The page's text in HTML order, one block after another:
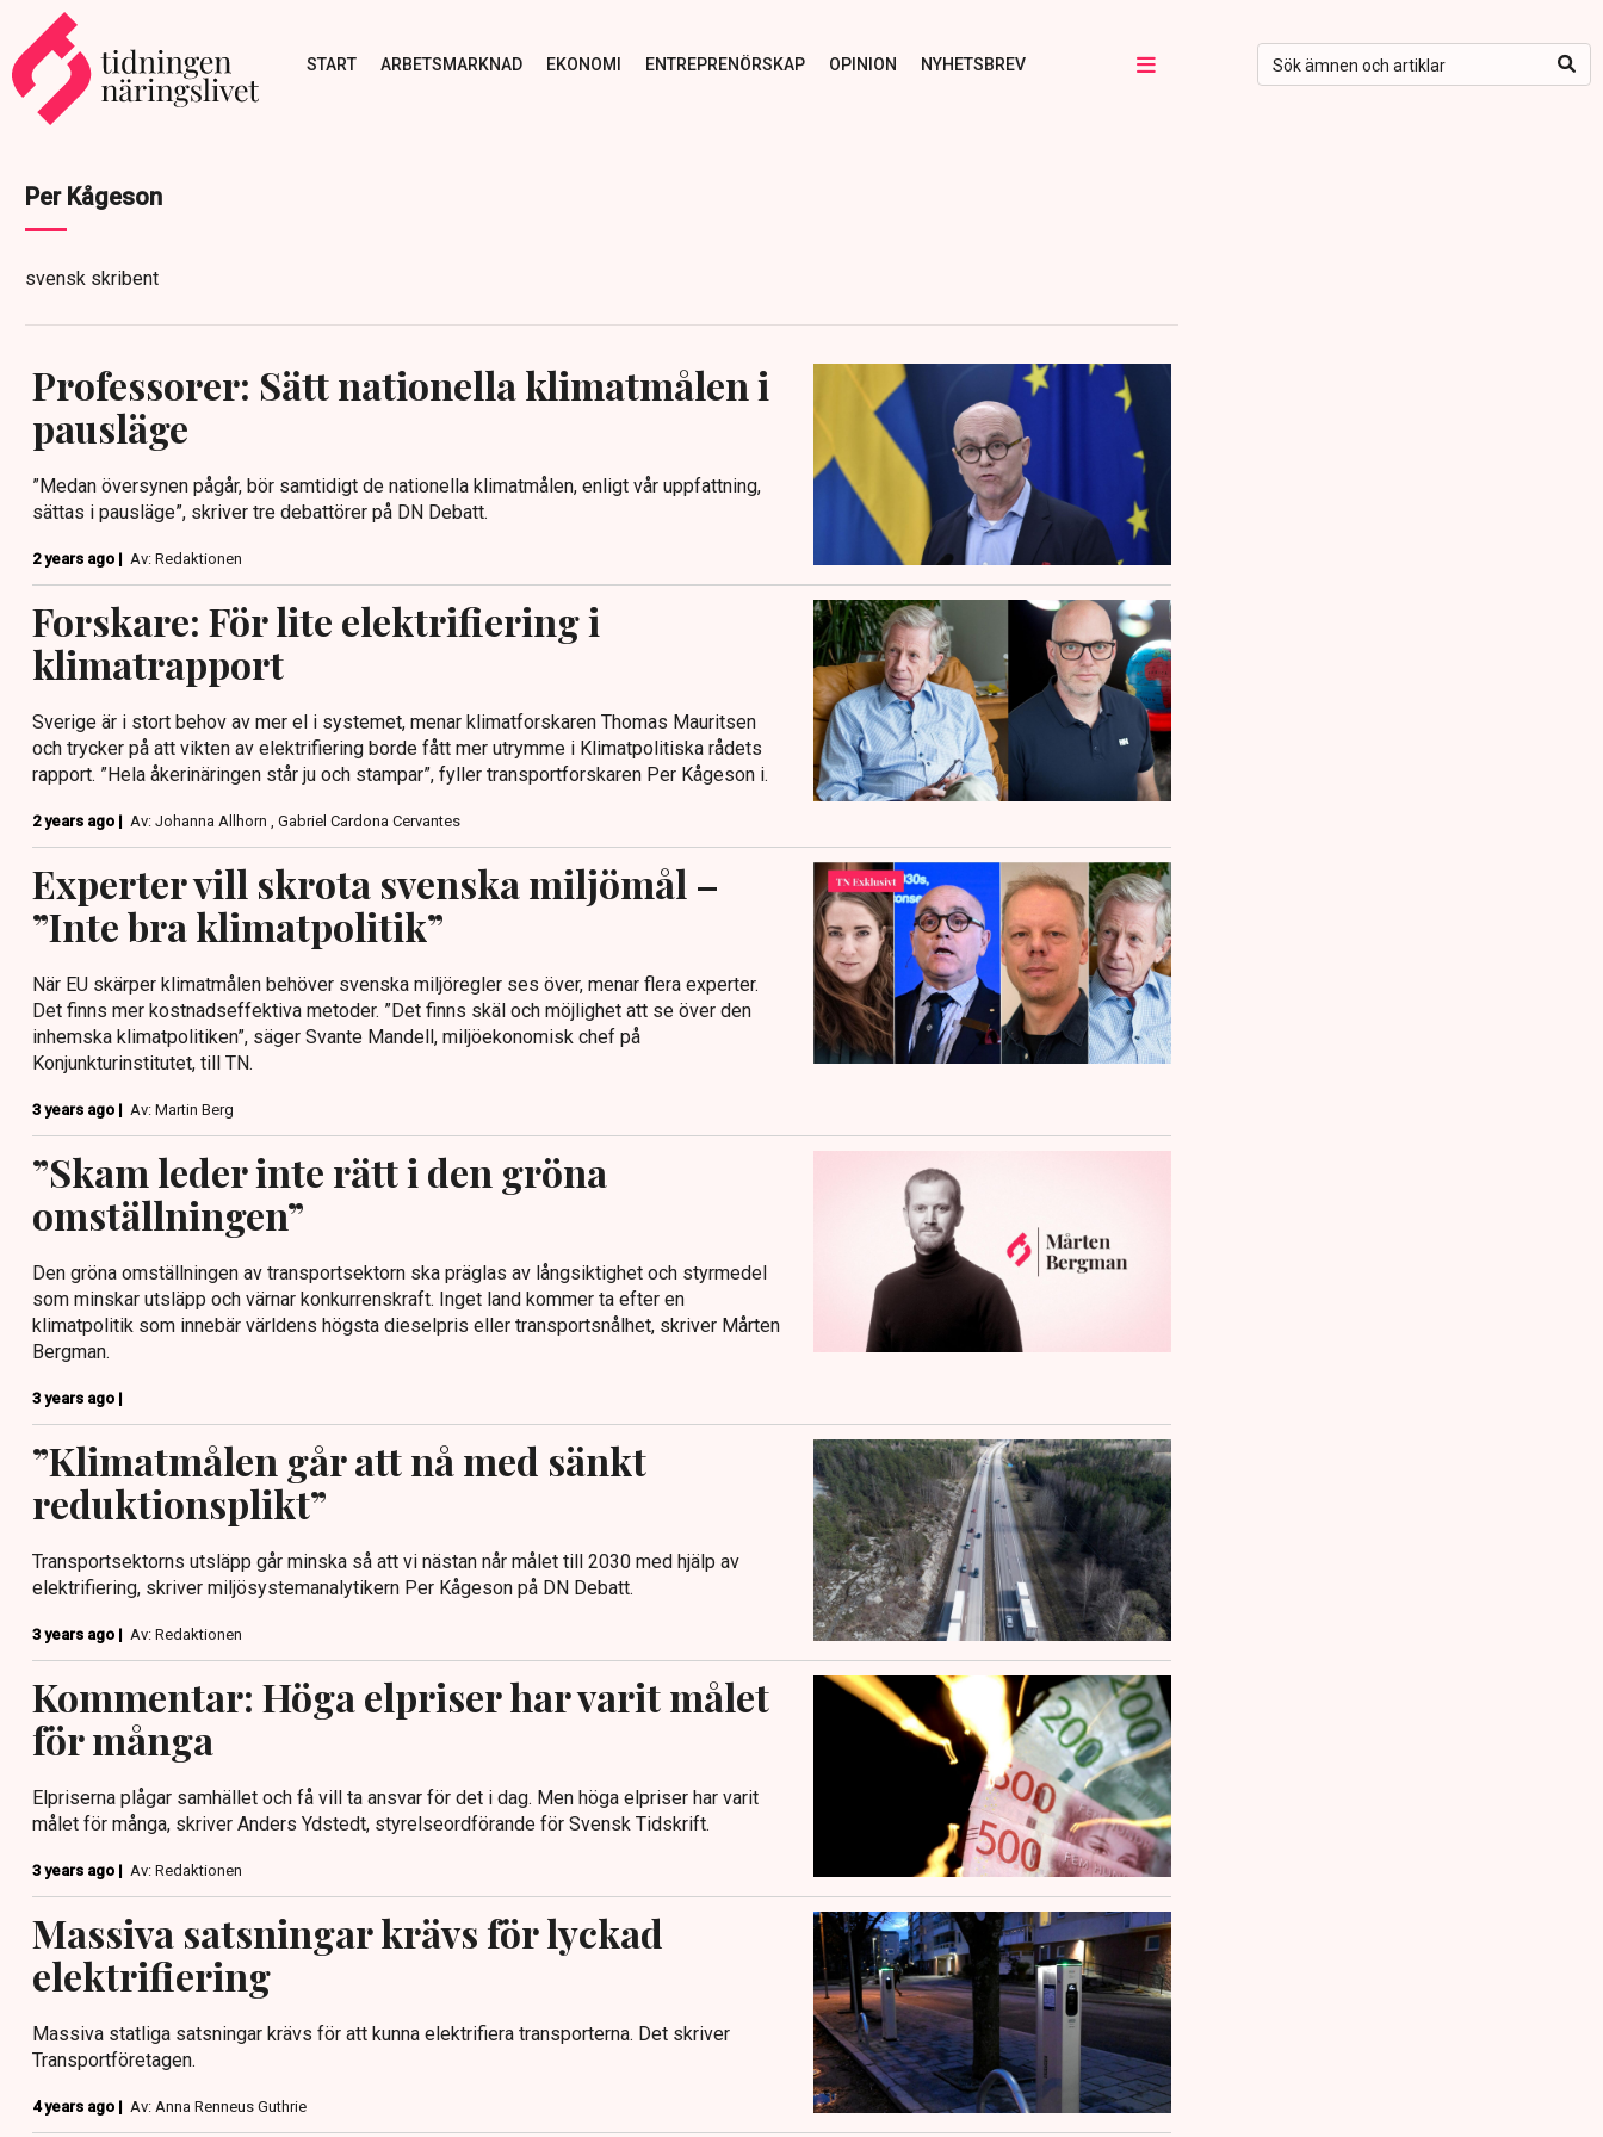
START ARBETSMARKNAD EKONOMI ENTREPRENÖRSKAP OPINION NYHETSBREV
Per Kågeson
svensk skribent
Professorer: Sätt nationella klimatmålen i
pausläge
”Medan översynen pågår, bör sam­tidigt de nationella klimatmålen, enligt vår uppfattning,
sättas i pausläge”, skriver tre debattörer på DN Debatt.
2 years ago | Av: Redaktionen
Forskare: För lite elektrifiering i
klimatrapport
Sverige är i stort behov av mer el i systemet, menar klimatforskaren Thomas Mauritsen
och trycker på att vikten av elektrifiering borde fått mer utrymme i Klimatpolitiska rådets
rapport. ”Hela åkerinäringen står ju och stampar”, fyller transportforskaren Per Kågeson i.
2 years ago | Av: Johanna Allhorn , Gabriel Cardona Cervantes
Experter vill skrota svenska miljömål –
”Inte bra klimatpolitik”
När EU skärper klimatmålen behöver svenska miljöregler ses över, menar flera experter.
Det finns mer kostnadseffektiva metoder. ”Det finns skäl och möjlighet att se över den
inhemska klimatpolitiken”, säger Svante Mandell, miljöekonomisk chef på
Konjunkturinstitutet, till TN.
3 years ago | Av: Martin Berg
”Skam leder inte rätt i den gröna
omställningen”
Den gröna omställningen av transportsektorn ska präglas av långsiktighet och styrmedel
som minskar utsläpp och värnar konkurrenskraft. Inget land kommer ta efter en
klimatpolitik som innebär världens högsta dieselpris eller transportsnålhet, skriver Mårten
Bergman.
3 years ago |
”Klimatmålen går att nå med sänkt
reduktionsplikt”
Transportsektorns utsläpp går minska så att vi nästan når målet till 2030 med hjälp av
elektrifiering, skriver miljösystemanalytikern Per Kågeson på DN Debatt.
3 years ago | Av: Redaktionen
Kommentar: Höga elpriser har varit målet
för många
Elpriserna plågar samhället och få vill ta ansvar för det i dag. Men höga elpriser har varit
målet för många, skriver Anders Ydstedt, styrelseordförande för Svensk Tidskrift.
3 years ago | Av: Redaktionen
Massiva satsningar krävs för lyckad
elektrifiering
Massiva statliga satsningar krävs för att kunna elektrifiera transporterna. Det skriver
Transportföretagen.
4 years ago | Av: Anna Renneus Guthrie